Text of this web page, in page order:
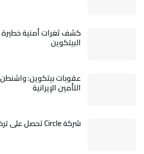
كشف ثغرات أمنية
البيتكوين
عقوبات بيتكوين:
التأمين الإيرانية
شركة Circle تحصل على ترخيص ائتماني في نيويورك